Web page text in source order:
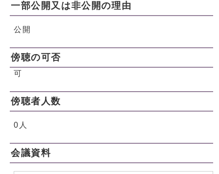
一部公開又は非公開の理由
公開
傍聴の可否
可
傍聴者人数
0人
会議資料